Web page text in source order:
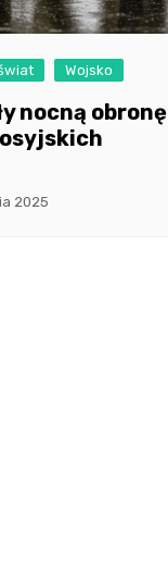
Wojsko
nocną obronę
2025